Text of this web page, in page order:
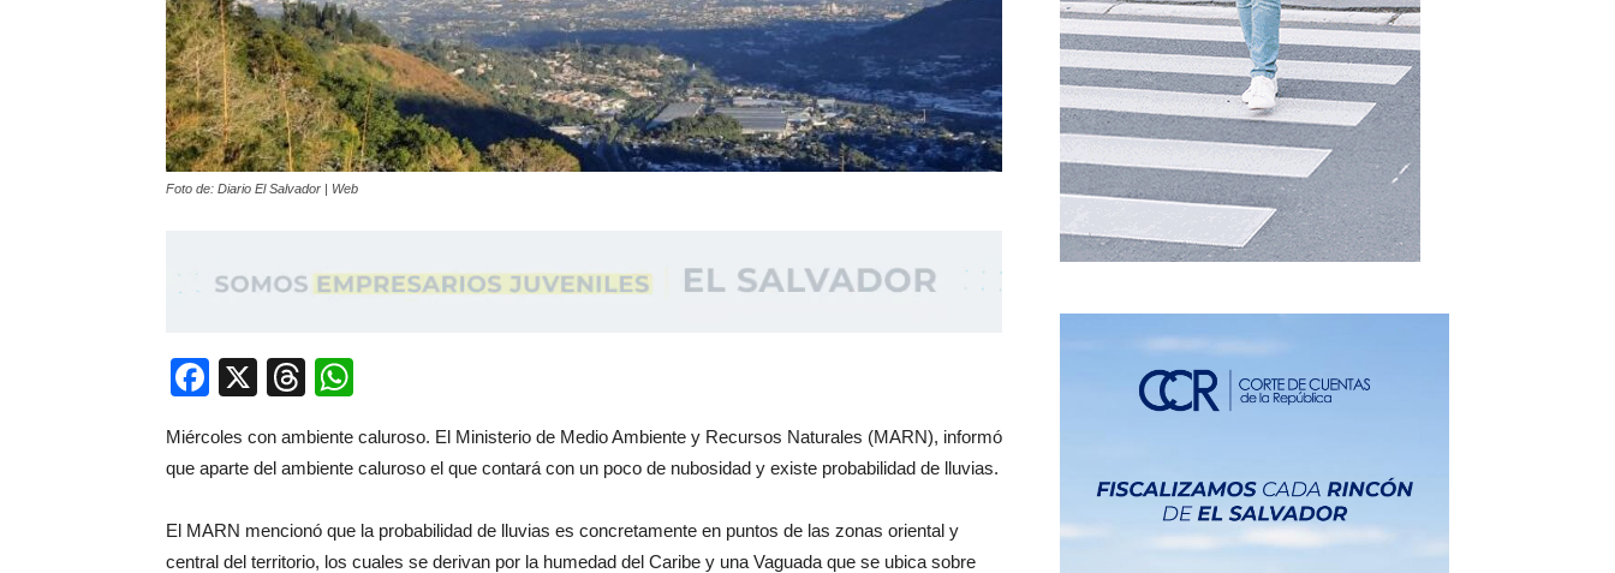
Foto de: Diario El Salvador | Web
Facebook
X Threads
Miércoles con ambiente caluroso. El Ministerio de Medio Ambiente y Recursos Naturales (MARN), informó
que aparte del ambiente caluroso el que contará con un poco de nubosidad y existe probabilidad de lluvias.
El MARN mencionó que la probabilidad de lluvias es concretamente en puntos de las zonas oriental y
central del territorio, los cuales se derivan por la humedad del Caribe y una Vaguada que se ubica sobre